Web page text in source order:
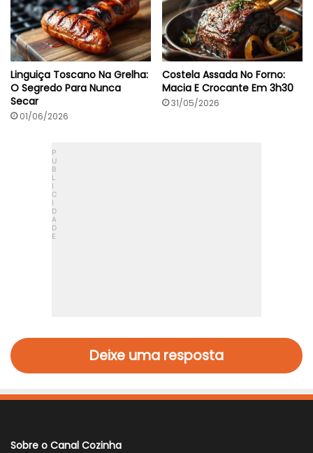
Linguiça Toscano Na Grelha:
O Segredo Para Nunca
Secar
01/06/2026
Costela Assada No Forno:
Macia E Crocante Em 3h30
31/05/2026
Deixe uma resposta
Sobre o Canal Cozinha